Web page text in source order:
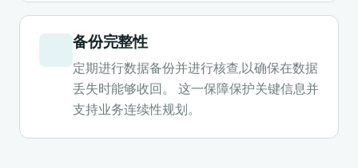
备份完整性
定期进行数据备份并进行核查,以确保在数据
丢失时能够收回。 这一保障保护关键信息并
支持业务连续性规划。